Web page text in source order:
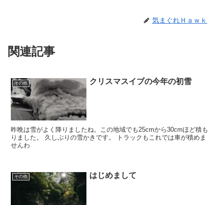
気まぐれＨａｗｋ
関連記事
その他 クリスマスイブの今年の初雪
昨晩は雪がよく降りましたね。この地域でも25cmから30cmほど積も
りました。 久しぶりの雪かきです。 トラックもこれでは車が積めま
せんわ
その他 はじめまして